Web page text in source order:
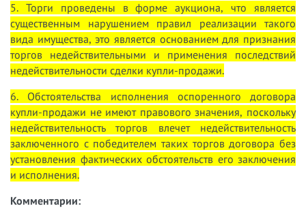
5. Торги проведены в форме аукциона, что является
существенным нарушением правил реализации такого
вида имущества, это является основанием для признания
торгов недействительными и применения последствий
недействительности сделки купли-продажи.
6. Обстоятельства исполнения оспоренного договора
купли-продажи не имеют правового значения, поскольку
недействительность торгов влечет недействительность
заключенного с победителем таких торгов договора без
установления фактических обстоятельств его заключения
и исполнения.
Комментарии: